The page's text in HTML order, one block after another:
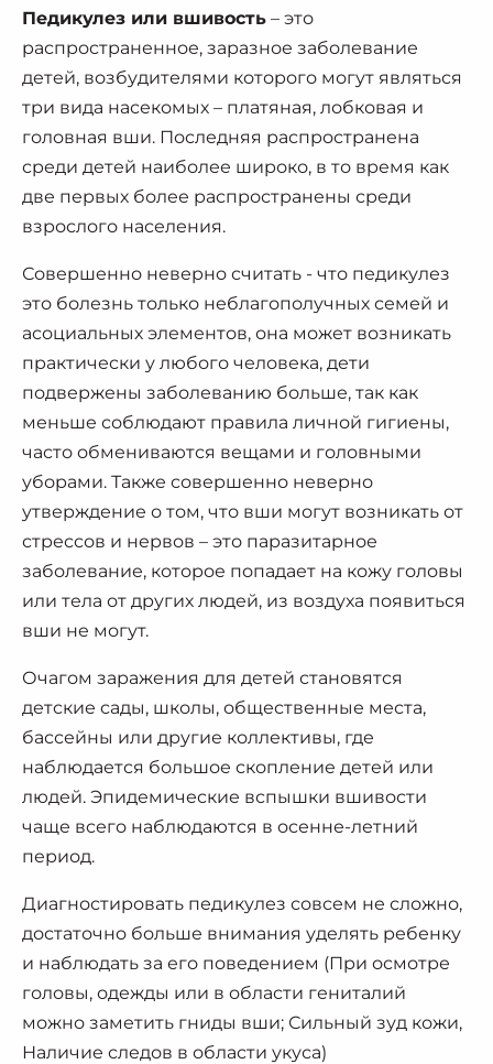
Педикулез или вшивость – это
распространенное, заразное заболевание
детей, возбудителями которого могут являться
три вида насекомых – платяная, лобковая и
головная вши. Последняя распространена
среди детей наиболее широко, в то время как
две первых более распространены среди
взрослого населения.
Совершенно неверно считать - что педикулез
это болезнь только неблагополучных семей и
асоциальных элементов, она может возникать
практически у любого человека, дети
подвержены заболеванию больше, так как
меньше соблюдают правила личной гигиены,
часто обмениваются вещами и головными
уборами. Также совершенно неверно
утверждение о том, что вши могут возникать от
стрессов и нервов – это паразитарное
заболевание, которое попадает на кожу головы
или тела от других людей, из воздуха появиться
вши не могут.
Очагом заражения для детей становятся
детские сады, школы, общественные места,
бассейны или другие коллективы, где
наблюдается большое скопление детей или
людей. Эпидемические вспышки вшивости
чаще всего наблюдаются в осенне-летний
период.
Диагностировать педикулез совсем не сложно,
достаточно больше внимания уделять ребенку
и наблюдать за его поведением (При осмотре
головы, одежды или в области гениталий
можно заметить гниды вши; Сильный зуд кожи,
Наличие следов в области укуса)